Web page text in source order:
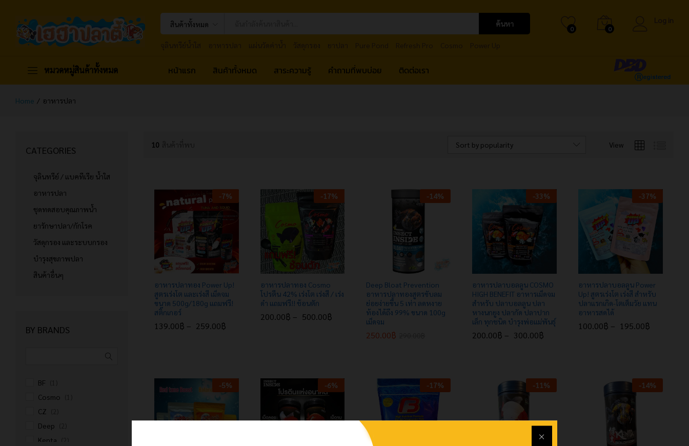
สินค้าทั้งหมด ค้นหา
0 0
หมวดหมู่สินค้าทั้งหมด หน้าแรก สินค้าทั้งหมด สาระความรู้ คำถามที่พบบ่อย ติดต่อเรา
Home / อาหารปลา
10 View
Sort by popularity
-7%
อาหารปลาทอง Power Up!
สูตรเร่งโต และเร่งสี เม็ดจม
ขนาด 500g/180g แถมฟรี!
สติ๊กเกอร์
139.00฿ – 259.00฿
-17%
อาหารปลาทอง Cosmo
โปรตีน 42% เร่งโต เร่งสี / เร่ง
ดำ แถมฟรี!! ช้อนตัก
200.00฿ – 500.00฿
-14%
Deep Bloat Prevention
อาหารปลาทองสูตรขับลม
ย่อยง่ายขึ้น 5 เท่า ลดหงาย
ท้องได้ถึง 99% ขนาด 100g
เม็ดจม
250.00฿
250.00฿
-33%
อาหารปลาบอลลูน COSMO
HIGH BENEFIT อาหารเม็ดจม
สำหรับ ปลาบอลลูน ปลา
หางนกยูง ปลากัด ปลาปาก
เล็ก ทุกชนิด บำรุงพ่อแม่พันธุ์
200.00฿ – 300.00฿
-37%
อาหารปลาบอลลูน Power
Up! สูตรเร่งโต เร่งสี สำหรับ
ปลาแรกเกิด-โตเต็มวัย แทน
อาหารสดได้
100.00฿ – 195.00฿
-5% -6% -17% -11% -14%
CATEGORIES
จุลินทรีย์ / แบคทีเรีย น้ำใส
อาหารปลา
ชุดทดสอบคุณภาพน้ำ
ยารักษาปลา/กักโรค
วัสดุกรอง และระบบกรอง
บำรุงสุขภาพปลา
สินค้าอื่นๆ
BY BRANDS
BF
Cosmo
CZ
Deep
Kenta